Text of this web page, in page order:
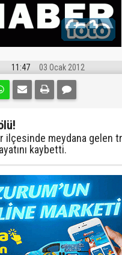
11:47 03 Ocak 2012
ilçesinde meydana gelen
kaybetti.